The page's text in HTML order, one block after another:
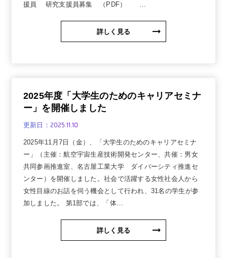
援員 研究支援員募集 （PDF） …
詳しく見る
2025年度「大学生のためのキャリアセミナ
ー」を開催しました
更新日： 2025.11.10
2025年11月7日（金）、「大学生のためのキャリアセミナ
ー」（主催：航空宇宙生産技術開発センター、共催：男女
共同参画推進室、名古屋工業大学 ダイバーシティ推進セ
ンター）を開催しました。社会で活躍する女性社会人から
女性目線のお話を伺う機会として行われ、31名の学生が参
加しました。 第1部では、「体…
詳しく見る